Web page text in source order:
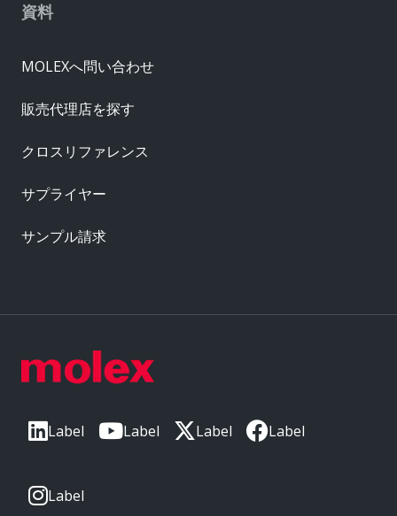
Label Label Label Label
Label
資料
MOLEXへ問い合わせ
販売代理店を探す
クロスリファレンス
サプライヤー
サンプル請求